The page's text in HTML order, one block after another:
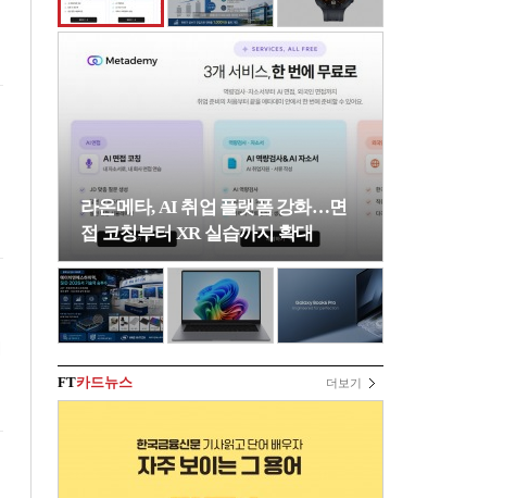
라온메타, AI 취업 플랫폼 강화…면
접 코칭부터 XR 실습까지 확대
FT카드뉴스 더보기